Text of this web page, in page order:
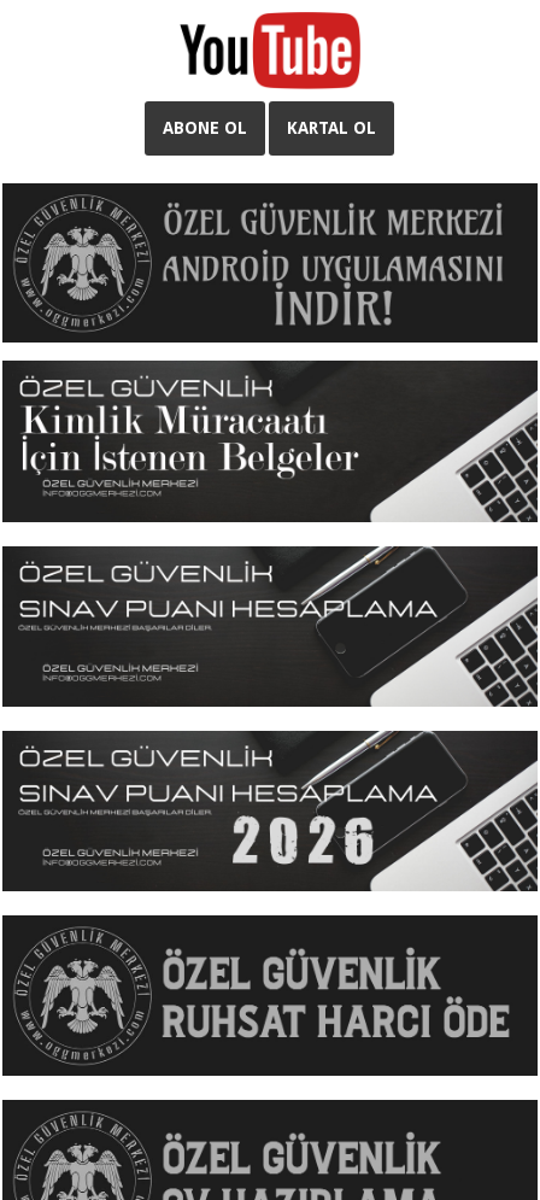
ABONE OL KARTAL OL